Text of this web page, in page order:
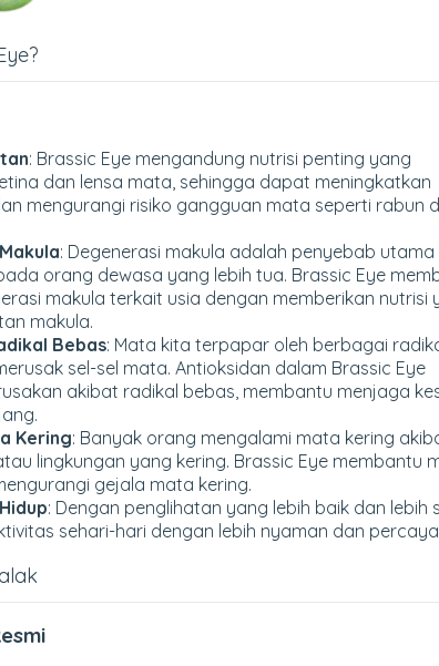
: Brassic Eye mengandung nutrisi penting yang
dan lensa mata, sehingga dapat meningkatkan
mengurangi risiko gangguan mata seperti rabun
: Degenerasi makula adalah penyebab utama
orang dewasa yang lebih tua. Brassic Eye
makula terkait usia dengan memberikan nutrisi
makula.
Bebas: Mata kita terpapar oleh berbagai
sel-sel mata. Antioksidan dalam Brassic Eye
akibat radikal bebas, membantu menjaga
Kering: Banyak orang mengalami mata kering
lingkungan yang kering. Brassic Eye membantu
gejala mata kering.
: Dengan penglihatan yang lebih baik dan lebih
sehari-hari dengan lebih nyaman dan